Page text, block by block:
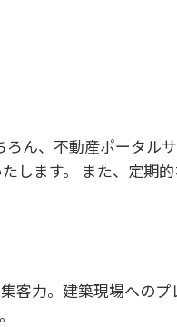
ん、不動産ポータル
します。 また、定期
客力。建築現場へのプ